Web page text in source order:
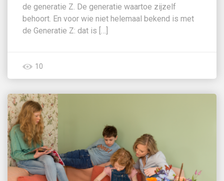
Digitaal Observatieplatform
Evenementen
de generatie Z. De generatie waartoe zijzelf
behoort. En voor wie niet helemaal bekend is met
de Generatie Z: dat is […]
10